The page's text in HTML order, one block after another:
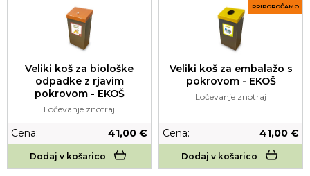
Veliki koš za biološke
odpadke z rjavim
pokrovom - EKOŠ
Ločevanje znotraj
Cena: 41,00 €
Dodaj v košarico
PRIPOROČAMO
Veliki koš za embalažo s
pokrovom - EKOŠ
Ločevanje znotraj
Cena: 41,00 €
Dodaj v košarico